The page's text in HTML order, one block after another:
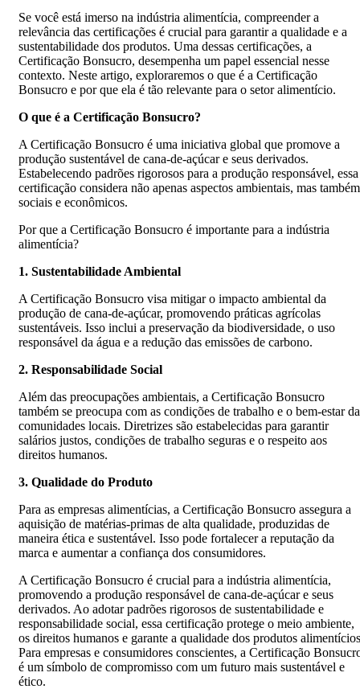
Se você está imerso na indústria alimentícia, compreender a
relevância das certificações é crucial para garantir a qualidade e a
sustentabilidade dos produtos. Uma dessas certificações, a
Certificação Bonsucro, desempenha um papel essencial nesse
contexto. Neste artigo, exploraremos o que é a Certificação
Bonsucro e por que ela é tão relevante para o setor alimentício.
O que é a Certificação Bonsucro?
A Certificação Bonsucro é uma iniciativa global que promove a
produção sustentável de cana-de-açúcar e seus derivados.
Estabelecendo padrões rigorosos para a produção responsável, essa
certificação considera não apenas aspectos ambientais, mas também
sociais e econômicos.
Por que a Certificação Bonsucro é importante para a indústria
alimentícia?
1. Sustentabilidade Ambiental
A Certificação Bonsucro visa mitigar o impacto ambiental da
produção de cana-de-açúcar, promovendo práticas agrícolas
sustentáveis. Isso inclui a preservação da biodiversidade, o uso
responsável da água e a redução das emissões de carbono.
2. Responsabilidade Social
Além das preocupações ambientais, a Certificação Bonsucro
também se preocupa com as condições de trabalho e o bem-estar
comunidades locais. Diretrizes são estabelecidas para garantir
salários justos, condições de trabalho seguras e o respeito aos
direitos humanos.
3. Qualidade do Produto
Para as empresas alimentícias, a Certificação Bonsucro assegura a
aquisição de matérias-primas de alta qualidade, produzidas de
maneira ética e sustentável. Isso pode fortalecer a reputação da
marca e aumentar a confiança dos consumidores.
A Certificação Bonsucro é crucial para a indústria alimentícia,
promovendo a produção responsável de cana-de-açúcar e seus
derivados. Ao adotar padrões rigorosos de sustentabilidade e
responsabilidade social, essa certificação protege o meio ambiente,
os direitos humanos e garante a qualidade dos produtos
Para empresas e consumidores conscientes, a Certificação
é um símbolo de compromisso com um futuro mais sustentável e
ético.